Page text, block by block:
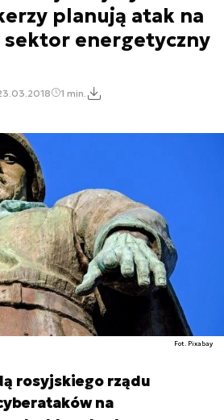
planują atak na
energetyczny
1 min.
Fot. Pixabay
rosyjskiego rządu
na